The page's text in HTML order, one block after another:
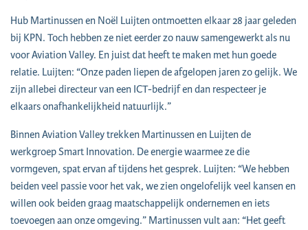
Hub Martinussen en Noël Luijten ontmoetten elkaar 28 jaar geleden
bij KPN. Toch hebben ze niet eerder zo nauw samengewerkt als nu
voor Aviation Valley. En juist dat heeft te maken met hun goede
relatie. Luijten: “Onze paden liepen de afgelopen jaren zo gelijk. We
zijn allebei directeur van een ICT-bedrijf en dan respecteer je
elkaars onafhankelijkheid natuurlijk.”
Binnen Aviation Valley trekken Martinussen en Luijten de
werkgroep Smart Innovation. De energie waarmee ze die
vormgeven, spat ervan af tijdens het gesprek. Luijten: “We hebben
beiden veel passie voor het vak, we zien ongelofelijk veel kansen en
willen ook beiden graag maatschappelijk ondernemen en iets
toevoegen aan onze omgeving.” Martinussen vult aan: “Het geeft